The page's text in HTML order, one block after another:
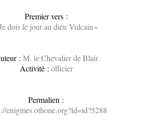
Premier vers :
dois le jour au dieu Vulcain »
: M. le Chevalier de Blair
Activité : officier
Permalien :
enigmes.othone.org?id=id?5288